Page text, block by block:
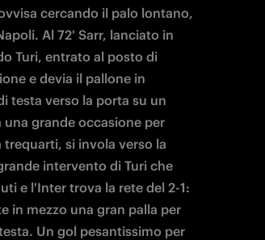
cercando il palo lontano,
Al 72' Sarr, lanciato in
Turi, entrato al posto di
e devia il pallone in
testa verso la porta su un
grande occasione per
si invola verso la
intervento di Turi che
e l'Inter trova la rete del 2-1:
in mezzo una gran palla per
Un gol pesantissimo per